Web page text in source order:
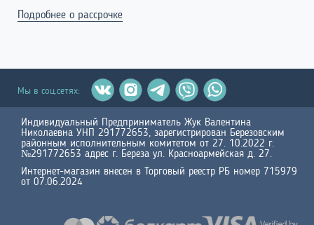
Подробнее о рассрочке
Мы в соц.сетях:
Индивидуальный Предприниматель Жук Валентина
Николаевна УНП 291772653, зарегистрирован Березовским
районным исполнительным комитетом от 27. 10.2022 г.
№291772653 адрес г. Береза ул. Красноармейская д. 27.
Интернет-магазин внесен в Торговый реестр РБ номер 715979
от 07.06.2024